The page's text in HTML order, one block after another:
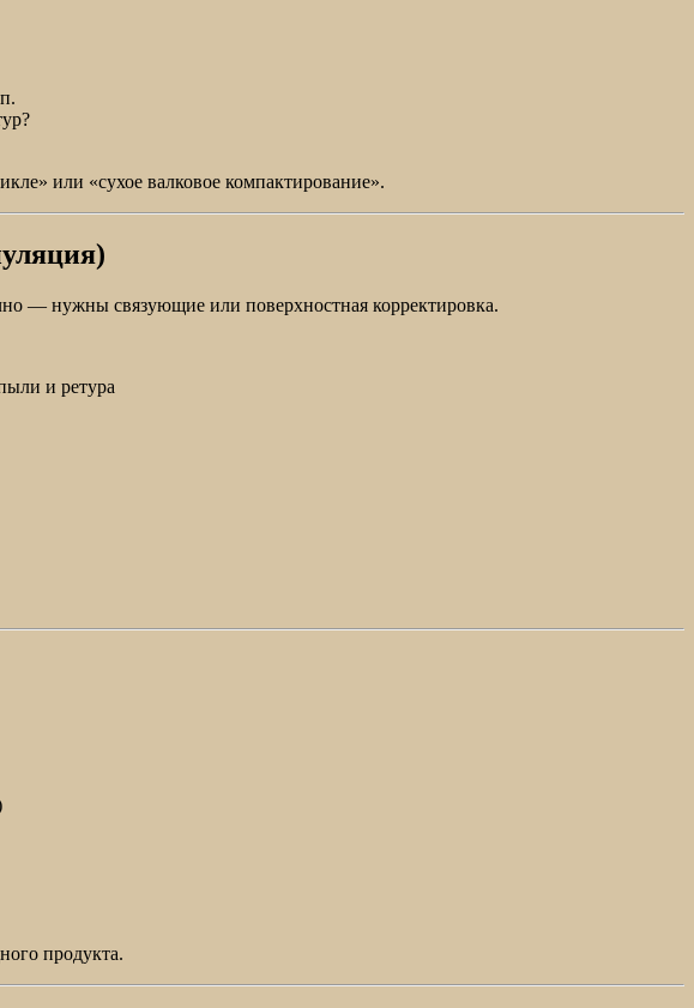
или «сухое валковое компактирование».
— нужны связующие или поверхностная корректировка.
и ретура
продукта.